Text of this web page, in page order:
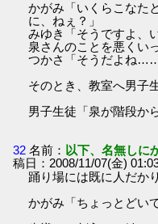
かがみ「いくらこなた
に、ねぇ？」
みゆき「そうですよ、
泉さんのことを悪くい
つかさ「そうだよね……
そのとき、教室へ男子
男子生徒「泉が階段か
32 名前： 以下、名無しに
稿日：2008/11/07(金)
踊り場には既に人だか
かがみ「ちょっとどい